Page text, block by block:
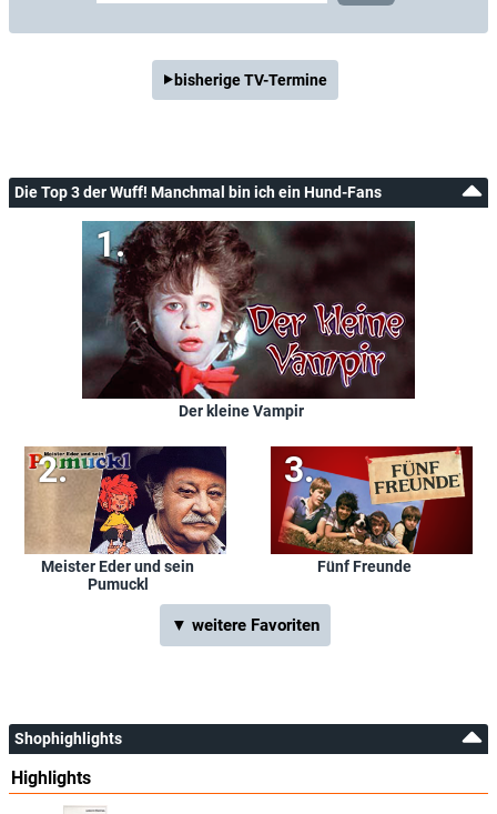
bisherige TV-Termine
Die Top 3 der Wuff! Manchmal bin ich ein Hund-Fans
Der kleine Vampir
Meister Eder und sein
Pumuckl
Fünf Freunde
▼ weitere Favoriten
Shophighlights
Highlights